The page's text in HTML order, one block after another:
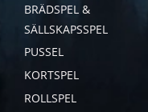
BRÄDSPEL &
SÄLLSKAPSSPEL
PUSSEL
KORTSPEL
ROLLSPEL